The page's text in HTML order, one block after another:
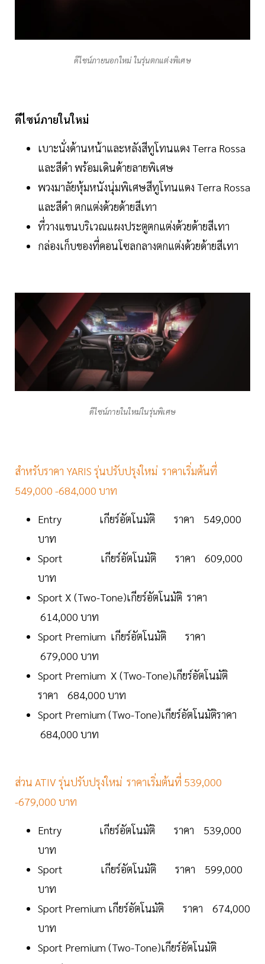
ดีไซน์ภายนอกใหม่ ในรุ่นตกแต่งพิเศษ
ดีไซน์ภายในใหม่
เบาะนั่งด้านหน้าและหลังสีทูโทนแดง Terra Rossa
และสีดำ พร้อมเดินด้ายลายพิเศษ
พวงมาลัยหุ้มหนังนุ่มพิเศษสีทูโทนแดง Terra Rossa
และสีดำ ตกแต่งด้วยด้ายสีเทา
ที่วางแขนบริเวณแผงประตูตกแต่งด้วยด้ายสีเทา
กล่องเก็บของที่คอนโซลกลางตกแต่งด้วยด้ายสีเทา
ดีไซน์ภายในใหม่ในรุ่นพิเศษ
สำหรับราคา YARIS รุ่นปรับปรุงใหม่ ราคาเริ่มต้นที่
549,000 -684,000 บาท
Entry เกียร์อัตโนมัติ ราคา 549,000
บาท
Sport เกียร์อัตโนมัติ ราคา 609,000
บาท
Sport X (Two-Tone)เกียร์อัตโนมัติ ราคา
614,000 บาท
Sport Premium เกียร์อัตโนมัติ ราคา
679,000 บาท
Sport Premium X (Two-Tone)เกียร์อัตโนมัติ
ราคา 684,000 บาท
Sport Premium (Two-Tone)เกียร์อัตโนมัติราคา
684,000 บาท
ส่วน ATIV รุ่นปรับปรุงใหม่ ราคาเริ่มต้นที่ 539,000
-679,000 บาท
Entry เกียร์อัตโนมัติ ราคา 539,000
บาท
Sport เกียร์อัตโนมัติ ราคา 599,000
บาท
Sport Premium เกียร์อัตโนมัติ ราคา 674,000
บาท
Sport Premium (Two-Tone)เกียร์อัตโนมัติ